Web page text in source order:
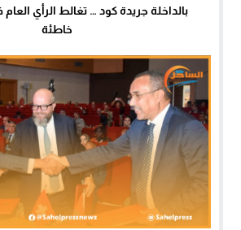
بالداخلة جريدة كود … تغالط الرأي
خاطئة